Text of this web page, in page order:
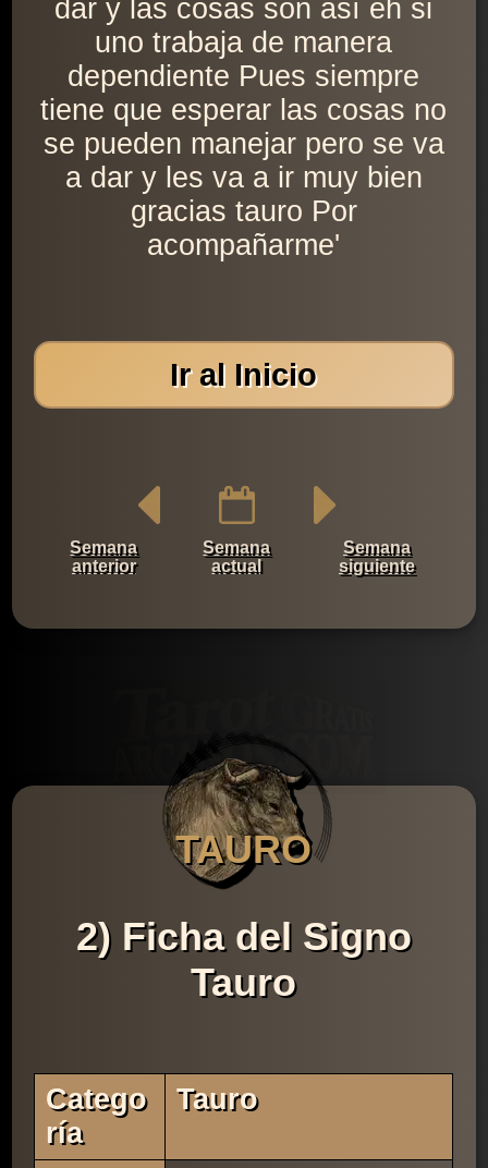
dar y las cosas son así eh si
uno trabaja de manera
dependiente Pues siempre
tiene que esperar las cosas no
se pueden manejar pero se va
a dar y les va a ir muy bien
gracias tauro Por
acompañarme'
Ir al Inicio
Semana
anterior
Semana
actual
Semana
siguiente
TAURO
2) Ficha del Signo
Tauro
Catego
Ría
Tauro